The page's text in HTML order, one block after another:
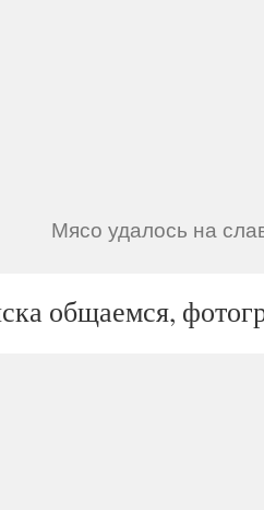
Мясо удалось на
общаемся,